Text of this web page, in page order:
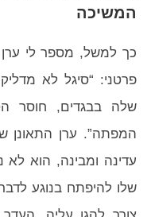
המשיכה
כך למשל, מספר לי ערן
פרטני: “סיגל לא
שלה בבגדים, חוסר
המפתה”. ערן התאונן
עדינה ומבינה, הוא לא
שלו להיפתח בנוגע